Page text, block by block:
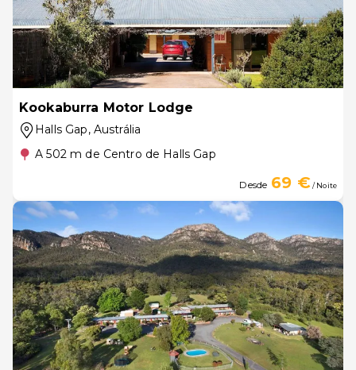
Kookaburra Motor Lodge
Halls Gap, Austrália
A 502 m de Centro de Halls Gap
Desde 69 €/ Noite